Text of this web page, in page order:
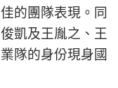
的團隊表現。同
凱及王胤之、王
隊的身份現身國